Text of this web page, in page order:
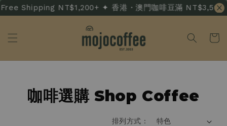
Shipping NT$1,200+ ✦ 香港・澳門咖啡豆滿 NT$3,500
咖啡選購 Shop Coffee
排列方式 :
單品豆、綜合配方、掛耳包到禮盒，一站備齊。
嚴謹選豆，穩定烘焙，每一杯都值得信賴。
焦糖堅果系 Caramel Nutty